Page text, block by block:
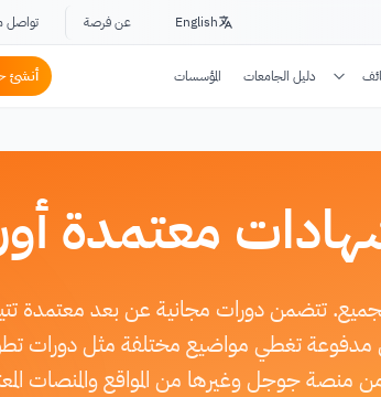
English عن فرصة تواصل
دليل الجامعات المؤسسات أنشئ
معتمدة
تتضمن دورات مجانية عن بعد معتمدة
مدفوعة تغطي مواضيع مختلفة مثل دورات
منصة جوجل وغيرها من المواقع والمنصات